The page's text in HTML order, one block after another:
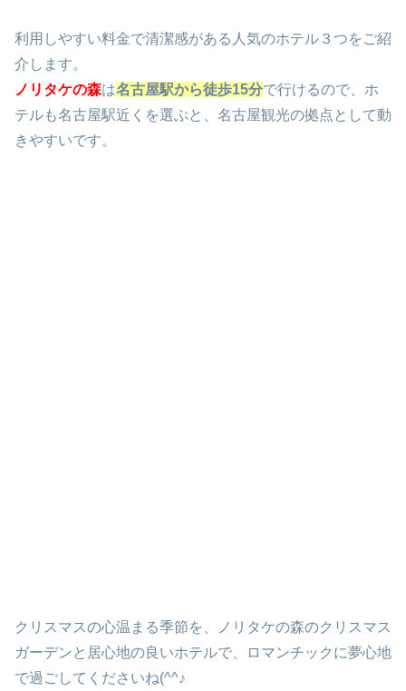
利用しやすい料金で清潔感がある人気のホテル３つをご紹
介します。
ノリタケの森は名古屋駅から徒歩15分で行けるので、ホ
テルも名古屋駅近くを選ぶと、名古屋観光の拠点として動
きやすいです。
クリスマスの心温まる季節を、ノリタケの森のクリスマス
ガーデンと居心地の良いホテルで、ロマンチックに夢心地
で過ごしてくださいね(^^♪